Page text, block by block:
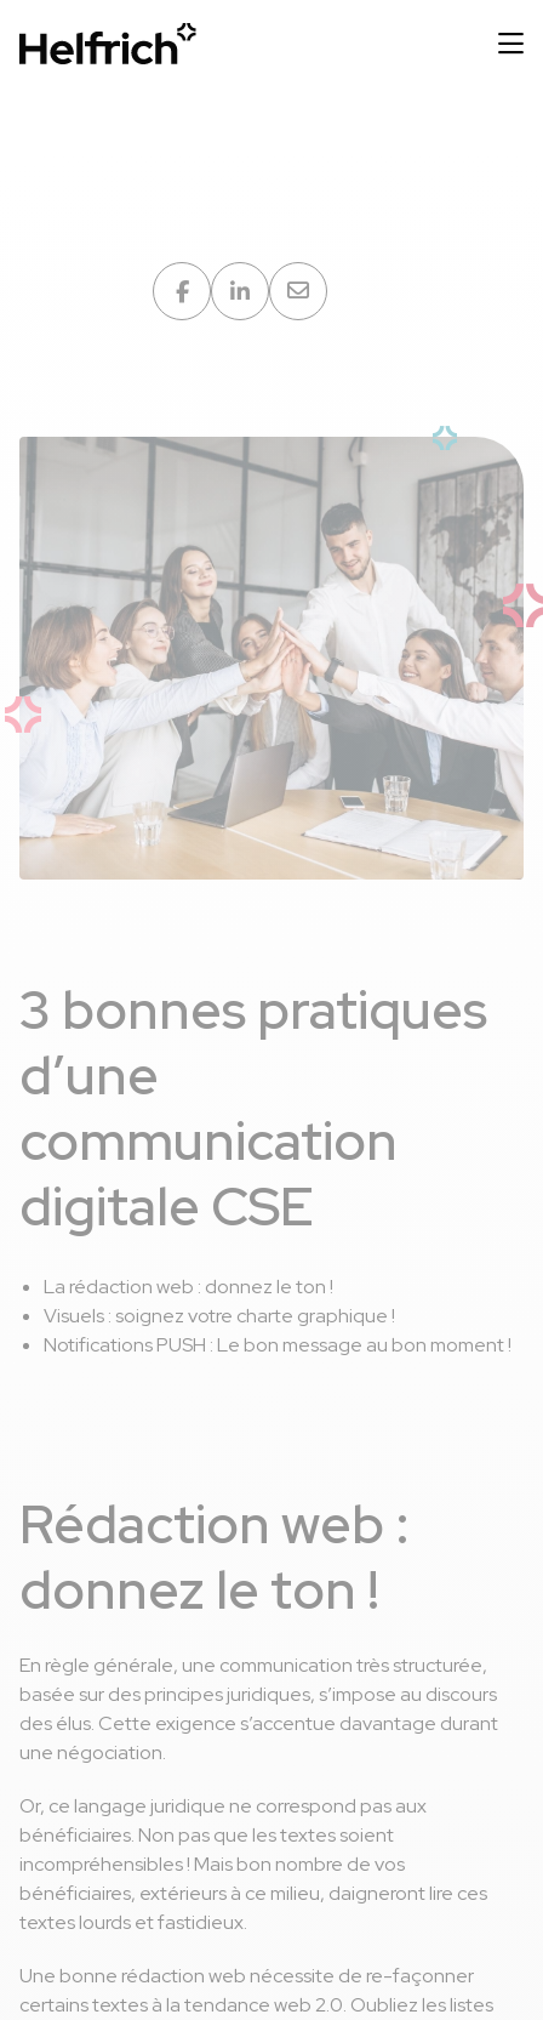
3 bonnes pratiques
d’une
communication
digitale CSE
La rédaction web : donnez le ton !
Visuels : soignez votre charte graphique !
Notifications PUSH : Le bon message au bon moment !
Rédaction web :
donnez le ton !
En règle générale, une communication très structurée,
basée sur des principes juridiques, s’impose au discours
des élus. Cette exigence s’accentue davantage durant
une négociation.
Or, ce langage juridique ne correspond pas aux
bénéficiaires. Non pas que les textes soient
incompréhensibles ! Mais bon nombre de vos
bénéficiaires, extérieurs à ce milieu, daigneront lire ces
textes lourds et fastidieux.
Une bonne rédaction web nécessite de re-façonner
certains textes à la tendance web 2.0. Oubliez les listes